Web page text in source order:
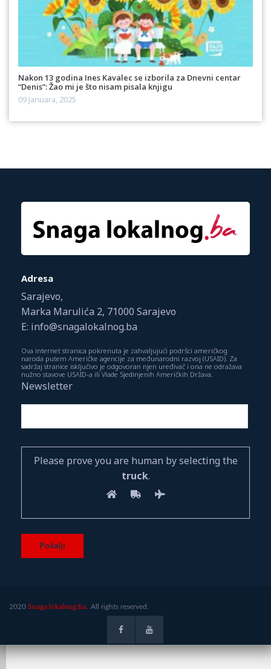
Nakon 13 godina Ines Kavalec se izborila za Dnevni centar
“Denis”: Žao mi je što nisam pisala knjigu
09 Januara, 2025
Adresa
Sarajevo,
Marka Marulića 2, 71000 Sarajevo
E: info@snagalokalnog.ba
Ova internet stranica pokrenuta je zahvaljujući podršci američkog
naroda putem Američke agencije za međunarodni razvoj (USAID). Za
sadržaj stranice isključivo je odgovoran njen uređivač i ona ne odražava
nužno stavove USAID-a ili Vlade Sjedinjenih Američkih Država.
Newsletter
Please prove you are human by selecting the
truck.
2020 Snaga lokalnog.ba. All rights reserved.